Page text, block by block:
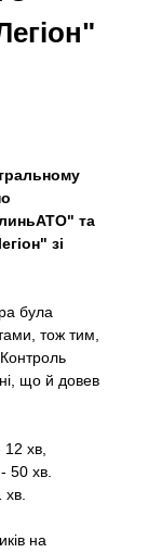
та
зі
була
тож тим,
що й довев
12 хв,
50 хв.
хв.
на